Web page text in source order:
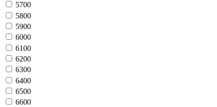
5700
5800
5900
6000
6100
6200
6300
6400
6500
6600